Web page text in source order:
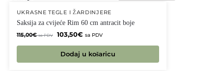
UKRASNE TEGLE I ŽARDINJERE
Saksija za cvijeće Rim 60 cm antracit boje
115,00€ sa PDV 103,50€ sa PDV
Dodaj u košaricu